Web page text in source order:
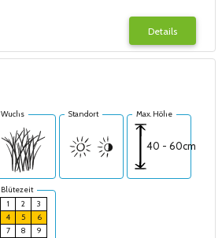
Details
Wuchs Standort Max. Höhe
40 - 60cm
Blütezeit
1
2
3
4
5
6
7
8
9